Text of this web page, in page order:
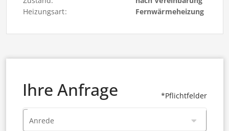
Heizungsart:
Fernwärmeheizung
*Pflichtfelder
Ihre Anfrage
Anrede